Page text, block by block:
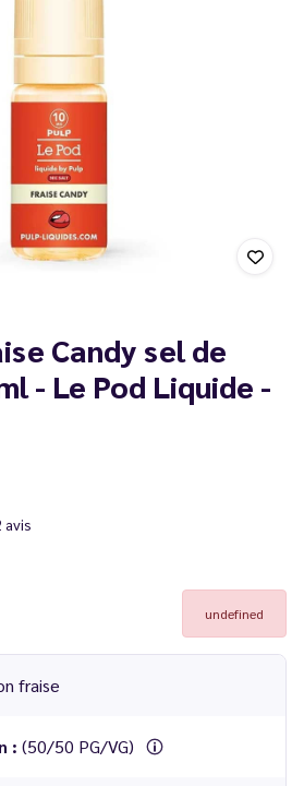
Candy sel de
- Le Pod Liquide -
avis
undefined
fraise
: (50/50 PG/VG)